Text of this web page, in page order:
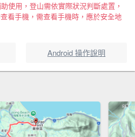
使用，登山需依實際狀況判斷處置，
看手機，需查看手機時，應於安全地
Android 操作說明